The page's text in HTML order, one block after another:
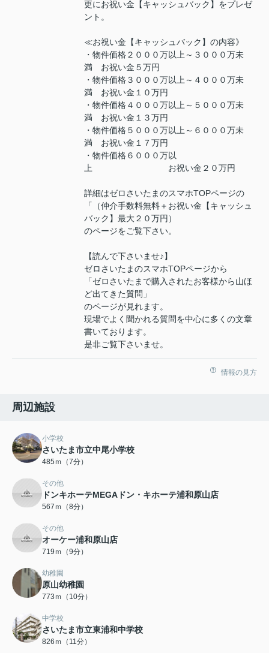
更にお祝い金【キャッシュバック】をプレゼ
ント。
≪お祝い金【キャッシュバック】の内容》
・物件価格２０００万以上～３０００万未
満 お祝い金５万円
・物件価格３０００万以上～４０００万未
満 お祝い金１０万円
・物件価格４０００万以上～５０００万未
満 お祝い金１３万円
・物件価格５０００万以上～６０００万未
満 お祝い金１７万円
・物件価格６０００万以
上 お祝い金２０万円
詳細はゼロさいたまのスマホTOPページの
「（仲介手数料無料＋お祝い金【キャッシュ
バック】最大２０万円）
のページをご覧下さい。
【読んで下さいませ♪】
ゼロさいたまのスマホTOPページから
「ゼロさいたまで購入されたお客様から山ほ
ど出てきた質問」
のページが見れます。
現場でよく聞かれる質問を中心に多くの文章
書いております。
是非ご覧下さいませ。
情報の見方
周辺施設
小学校
さいたま市立中尾小学校
485ｍ（7分）
その他
ドンキホーテMEGAドン・キホーテ浦和原山店
567ｍ（8分）
その他
オーケー浦和原山店
719ｍ（9分）
幼稚園
原山幼稚園
773ｍ（10分）
中学校
さいたま市立東浦和中学校
826ｍ（11分）